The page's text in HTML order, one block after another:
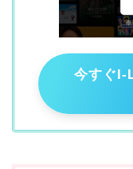
今すぐI-